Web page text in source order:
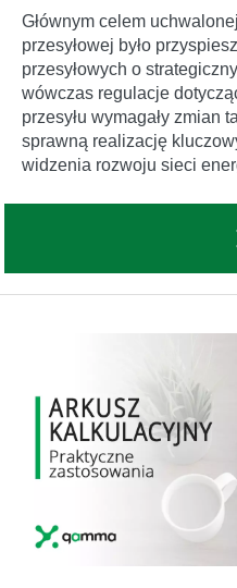
Głównym celem
przesyłowej było
przesyłowych o
wówczas regulacje
przesyłu wymagały zmian
sprawną realizację
widzenia rozwoju sieci